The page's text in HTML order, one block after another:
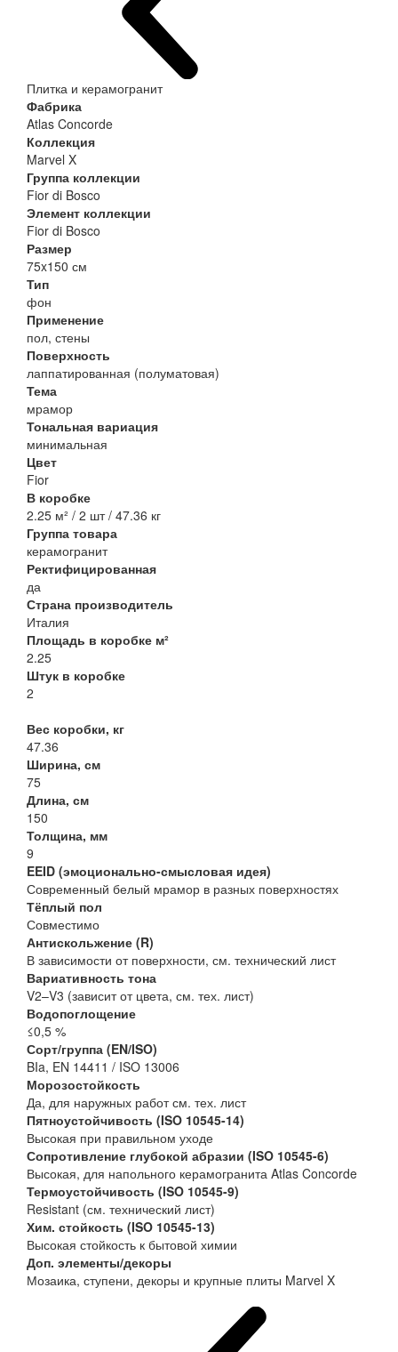
Плитка и керамогранит
Фабрика
Atlas Concorde
Коллекция
Marvel X
Группа коллекции
Fior di Bosco
Элемент коллекции
Fior di Bosco
Размер
75x150 см
Тип
фон
Применение
пол, стены
Поверхность
лаппатированная (полуматовая)
Тема
мрамор
Тональная вариация
минимальная
Цвет
Fior
В коробке
2.25 м² / 2 шт / 47.36 кг
Группа товара
керамогранит
Ректифицированная
да
Страна производитель
Италия
Площадь в коробке м²
2.25
Штук в коробке
2
Вес коробки, кг
47.36
Ширина, см
75
Длина, см
150
Толщина, мм
9
EEID (эмоционально-смысловая идея)
Современный белый мрамор в разных поверхностях
Тёплый пол
Совместимо
Антискольжение (R)
В зависимости от поверхности, см. технический лист
Вариативность тона
V2–V3 (зависит от цвета, см. тех. лист)
Водопоглощение
≤0,5 %
Сорт/группа (EN/ISO)
BIa, EN 14411 / ISO 13006
Морозостойкость
Да, для наружных работ см. тех. лист
Пятноустойчивость (ISO 10545-14)
Высокая при правильном уходе
Сопротивление глубокой абразии (ISO 10545-6)
Высокая, для напольного керамогранита Atlas Concorde
Термоустойчивость (ISO 10545-9)
Resistant (см. технический лист)
Хим. стойкость (ISO 10545-13)
Высокая стойкость к бытовой химии
Доп. элементы/декоры
Мозаика, ступени, декоры и крупные плиты Marvel X